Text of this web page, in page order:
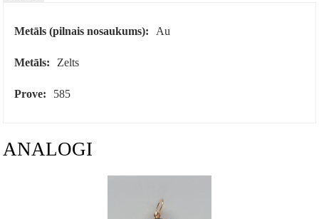
Metāls (pilnais nosaukums): Au
Metāls: Zelts
Prove: 585
ANALOGI